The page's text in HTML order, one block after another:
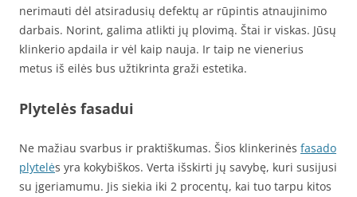
nerimauti dėl atsiradusių defektų ar rūpintis atnaujinimo
darbais. Norint, galima atlikti jų plovimą. Štai ir viskas. Jūsų
klinkerio apdaila ir vėl kaip nauja. Ir taip ne vienerius
metus iš eilės bus užtikrinta graži estetika.
Plytelės fasadui
Ne mažiau svarbus ir praktiškumas. Šios klinkerinės fasado
plytelės yra kokybiškos. Verta išskirti jų savybę, kuri susijusi
su įgeriamumu. Jis siekia iki 2 procentų, kai tuo tarpu kitos